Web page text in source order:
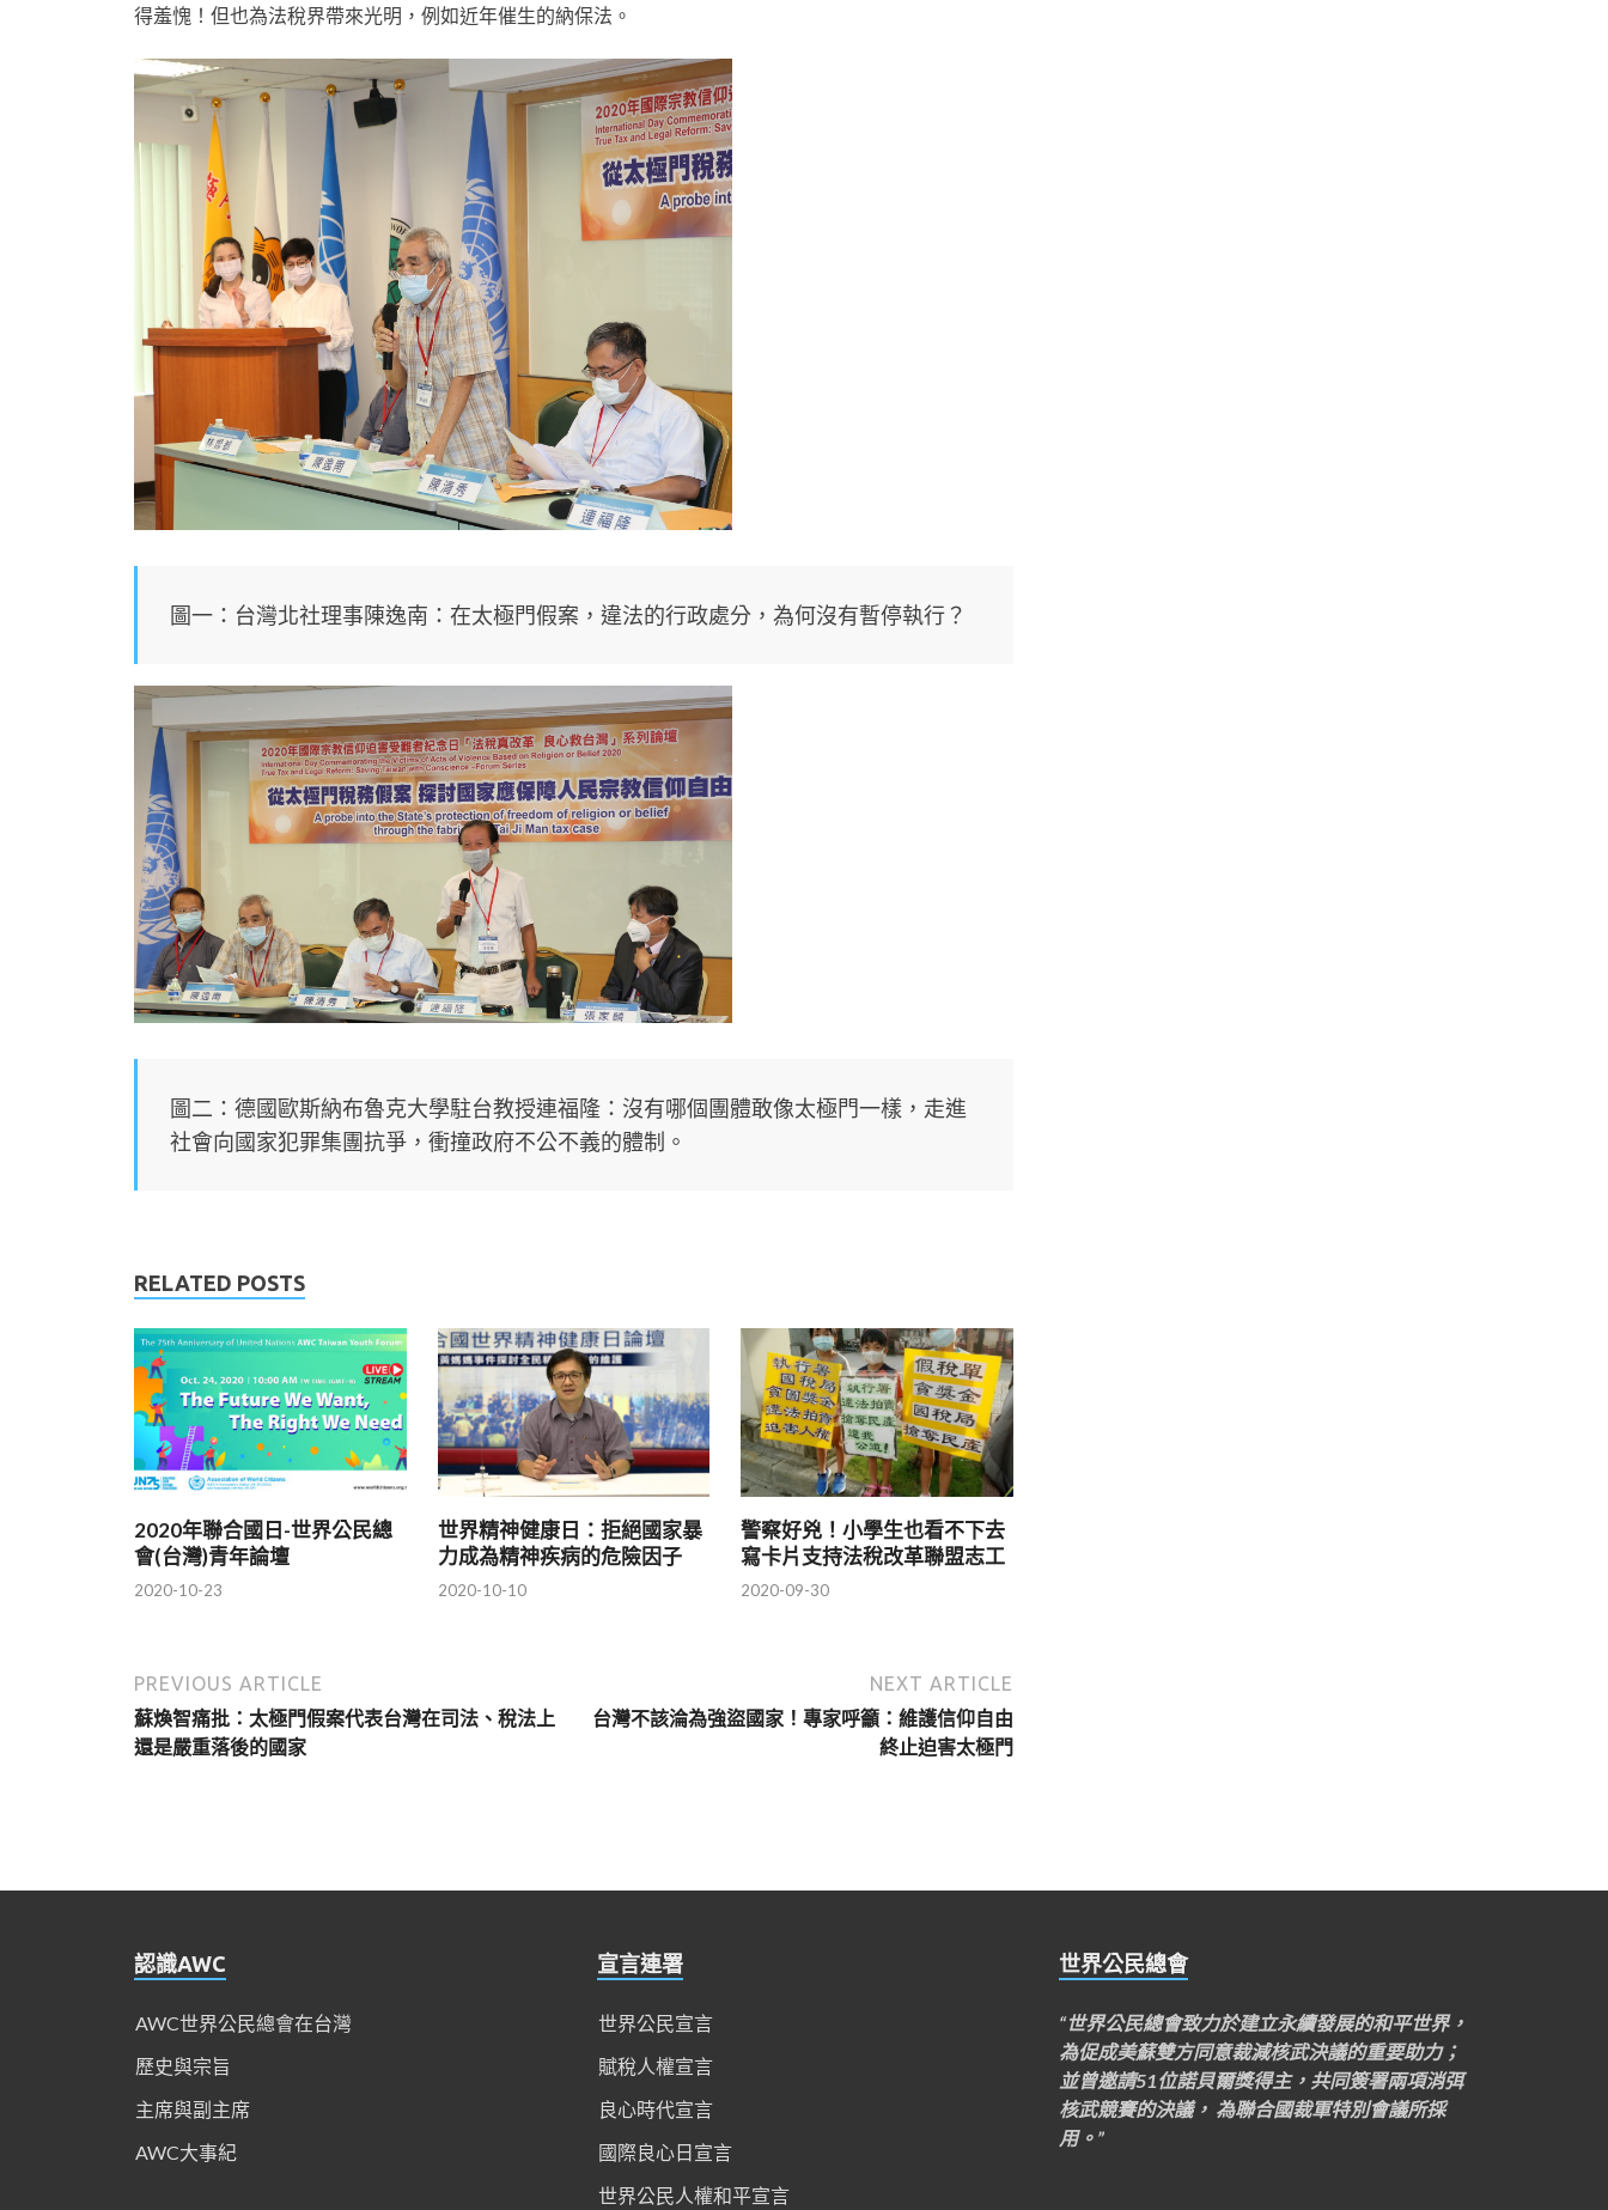
得羞愧！但也為法稅界帶來光明，例如近年催生的納保法。
圖一：台灣北社理事陳逸南：在太極門假案，違法的行政處分，為何沒有暫停執行？
圖二：德國歐斯納布魯克大學駐台教授連福隆：沒有哪個團體敢像太極門一樣，走進
社會向國家犯罪集團抗爭，衝撞政府不公不義的體制。
RELATED POSTS
2020年聯合國日-世界公民總
會(台灣)青年論壇
2020-10-23
世界精神健康日：拒絕國家暴
力成為精神疾病的危險因子
2020-10-10
警察好兇！小學生也看不下去
寫卡片支持法稅改革聯盟志工
2020-09-30
PREVIOUS ARTICLE
蘇煥智痛批：太極門假案代表台灣在司法、稅法上
還是嚴重落後的國家
NEXT ARTICLE
台灣不該淪為強盜國家！專家呼籲：維護信仰自由
終止迫害太極門
認識AWC
AWC世界公民總會在台灣
歷史與宗旨
主席與副主席
AWC大事紀
宣言連署
世界公民宣言
賦稅人權宣言
良心時代宣言
國際良心日宣言
世界公民人權和平宣言
世界公民總會
“世界公民總會致力於建立永續發展的和平世界，
為促成美蘇雙方同意裁減核武決議的重要助力；
並曾邀請51位諾貝爾獎得主，共同簽署兩項消弭
核武競賽的決議， 為聯合國裁軍特別會議所採
用。”